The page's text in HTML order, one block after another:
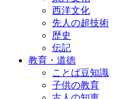
西洋文化
先人の超技術
歴史
伝記
教育・道徳
ことば豆知識
子供の教育